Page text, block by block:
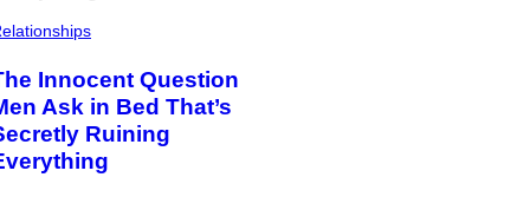
Innocent Question
Ask in Bed That’s
Ruining